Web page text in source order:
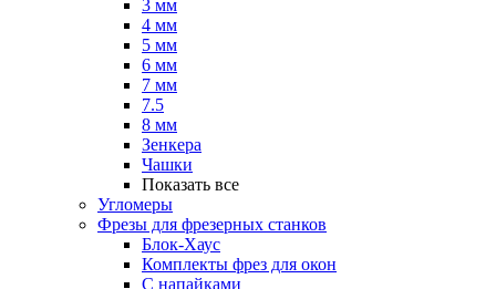
3 мм
4 мм
5 мм
6 мм
7 мм
7.5
8 мм
Зенкера
Чашки
Показать все
Угломеры
Фрезы для фрезерных станков
Блок-Хаус
Комплекты фрез для окон
С напайками